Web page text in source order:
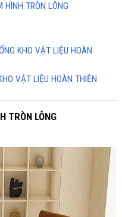
HÌNH TRÒN LÔNG
KHO VẬT LIỆU HOÀN
VẬT LIỆU HOÀN THIỆN
TRÒN LÔNG